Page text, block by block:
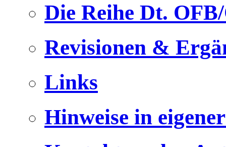
Die Reihe Dt.
Revisionen &
Links
Hinweise in